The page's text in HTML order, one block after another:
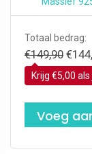
Totaal bedrag:
€149,90
prijs
was:
€
Krijg €5,00
Voeg